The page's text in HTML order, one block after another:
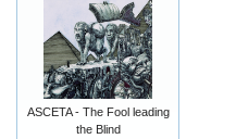
ASCETA - The Fool leading
the Blind